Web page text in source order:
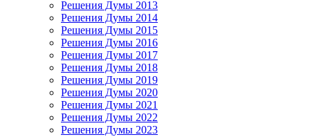
Решения Думы 2013
Решения Думы 2014
Решения Думы 2015
Решения Думы 2016
Решения Думы 2017
Решения Думы 2018
Решения Думы 2019
Решения Думы 2020
Решения Думы 2021
Решения Думы 2022
Решения Думы 2023